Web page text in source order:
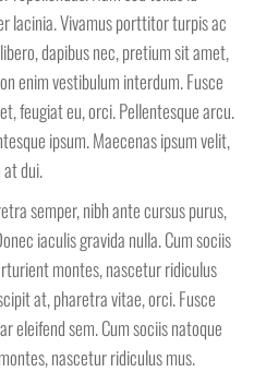
lacinia. Vivamus porttitor turpis ac
dapibus nec, pretium sit amet,
enim vestibulum interdum. Fusce
feugiat eu, orci. Pellentesque arcu.
ipsum. Maecenas ipsum velit,
dui.
semper, nibh ante cursus purus,
iaculis gravida nulla. Cum sociis
montes, nascetur ridiculus
at, pharetra vitae, orci. Fusce
eleifend sem. Cum sociis natoque
nascetur ridiculus mus.